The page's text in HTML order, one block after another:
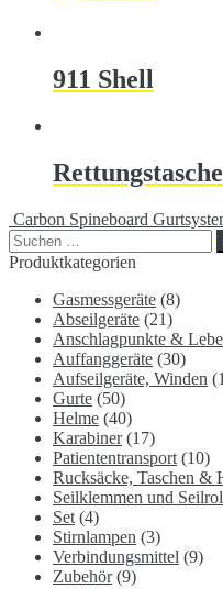
911 Shell
Carbon Spineboard
Suchen
nach:
Produktkategorien
Gasmessgeräte (8)
Abseilgeräte (21)
Anschlagpunkte &
Auffanggeräte (30)
Aufseilgeräte, Winden
Gurte (50)
Helme (40)
Karabiner (17)
Patiententransport (10)
Rucksäcke, Taschen &
Seilklemmen und
Set (4)
Stirnlampen (3)
Verbindungsmittel (9)
Zubehör (9)